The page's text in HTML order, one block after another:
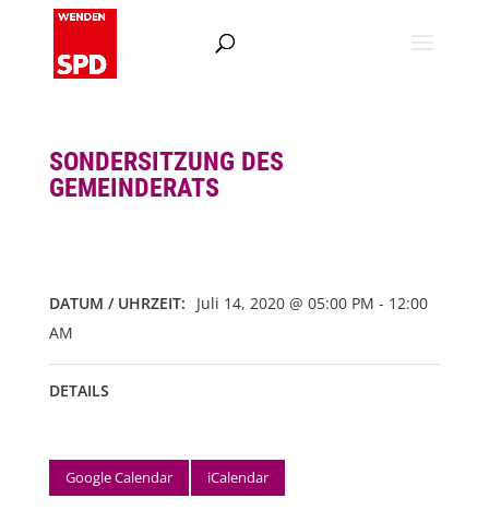
SONDERSITZUNG DES
GEMEINDERATS
DATUM / UHRZEIT:
Juli 14, 2020 @ 05:00 PM - 12:00
AM
DETAILS
Google Calendar iCalendar